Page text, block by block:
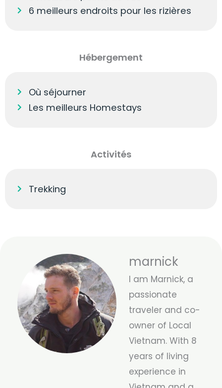
6 meilleurs endroits pour les rizières
Hébergement
Où séjourner
Les meilleurs Homestays
Activités
Trekking
marnick
I am Marnick, a
passionate
traveler and co-
owner of Local
Vietnam. With 8
years of living
experience in